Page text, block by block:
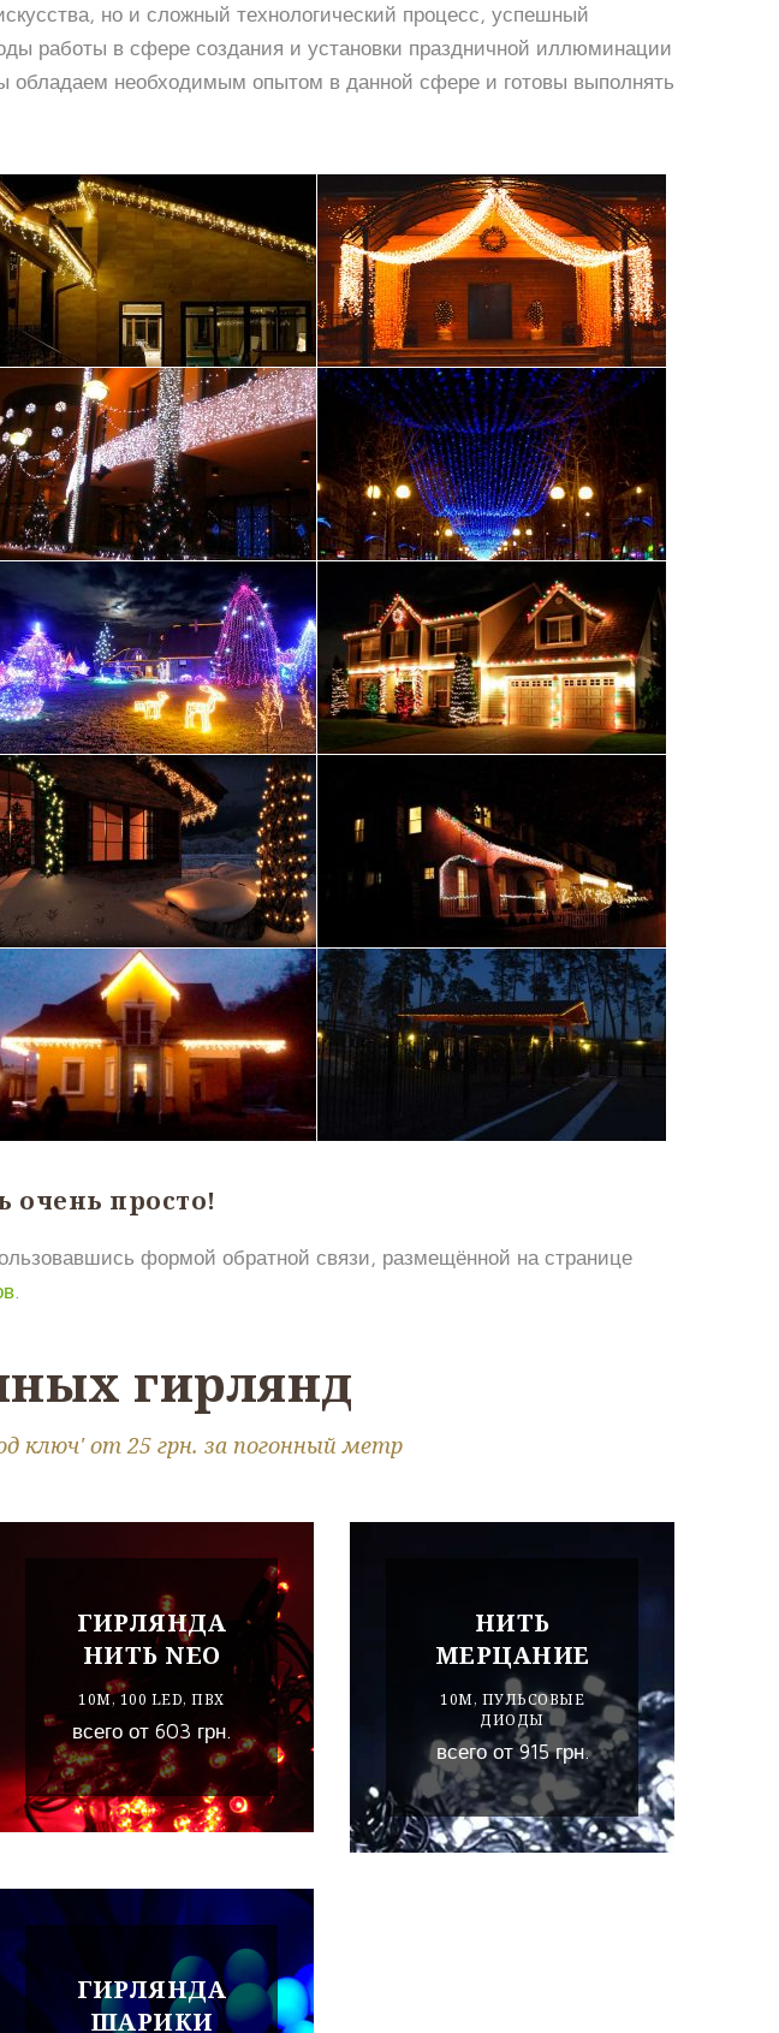
но и сложный технологический процесс, успешный
работы в сфере создания и установки праздничной иллюминации
обладаем необходимым опытом в данной сфере и готовы выполнять
очень просто!
формой обратной связи, размещённой на странице
.
гирлянд
ключ' от 25 грн. за погонный метр
ГИРЛЯНДА
НИТЬ NEO
10М, 100 LED, ПВХ
всего от 603 грн.
НИТЬ
МЕРЦАНИЕ
10М, ПУЛЬСОВЫЕ
ДИОДЫ
всего от 915 грн.
ГИРЛЯНДА
ШАРИКИ